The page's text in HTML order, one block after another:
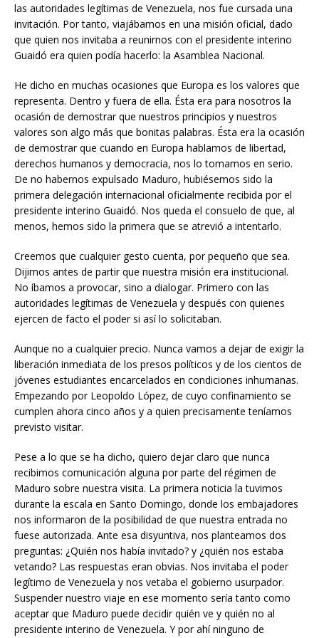
las autoridades legítimas de Venezuela, nos fue cursada una
invitación. Por tanto, viajábamos en una misión oficial, dado
que quien nos invitaba a reunirnos con el presidente interino
Guaidó era quien podía hacerlo: la Asamblea Nacional.
He dicho en muchas ocasiones que Europa es los valores que
representa. Dentro y fuera de ella. Ésta era para nosotros la
ocasión de demostrar que nuestros principios y nuestros
valores son algo más que bonitas palabras. Ésta era la ocasión
de demostrar que cuando en Europa hablamos de libertad,
derechos humanos y democracia, nos lo tomamos en serio.
De no habernos expulsado Maduro, hubiésemos sido la
primera delegación internacional oficialmente recibida por el
presidente interino Guaidó. Nos queda el consuelo de que, al
menos, hemos sido la primera que se atrevió a intentarlo.
Creemos que cualquier gesto cuenta, por pequeño que sea.
Dijimos antes de partir que nuestra misión era institucional.
No íbamos a provocar, sino a dialogar. Primero con las
autoridades legítimas de Venezuela y después con quienes
ejercen de facto el poder si así lo solicitaban.
Aunque no a cualquier precio. Nunca vamos a dejar de exigir la
liberación inmediata de los presos políticos y de los cientos de
jóvenes estudiantes encarcelados en condiciones inhumanas.
Empezando por Leopoldo López, de cuyo confinamiento se
cumplen ahora cinco años y a quien precisamente teníamos
previsto visitar.
Pese a lo que se ha dicho, quiero dejar claro que nunca
recibimos comunicación alguna por parte del régimen de
Maduro sobre nuestra visita. La primera noticia la tuvimos
durante la escala en Santo Domingo, donde los embajadores
nos informaron de la posibilidad de que nuestra entrada no
fuese autorizada. Ante esa disyuntiva, nos planteamos dos
preguntas: ¿Quién nos había invitado? y ¿quién nos estaba
vetando? Las respuestas eran obvias. Nos invitaba el poder
legítimo de Venezuela y nos vetaba el gobierno usurpador.
Suspender nuestro viaje en ese momento sería tanto como
aceptar que Maduro puede decidir quién ve y quién no al
presidente interino de Venezuela. Y por ahí ninguno de